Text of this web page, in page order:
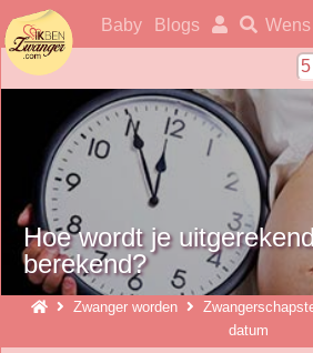
ikbenzwanger Wens
Baby Blogs
Hoe wordt je
berekend?
Zwanger worden
datum